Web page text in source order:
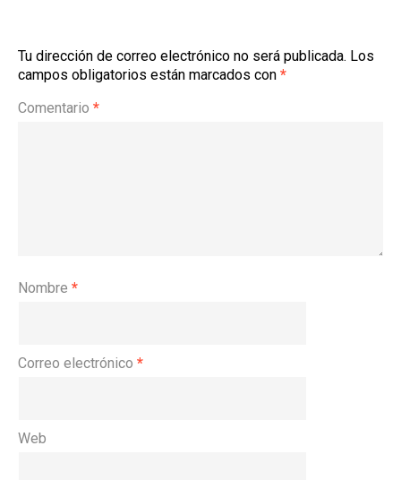
Tu dirección de correo electrónico no será publicada. Los
campos obligatorios están marcados con *
Comentario *
Nombre *
Correo electrónico *
Web